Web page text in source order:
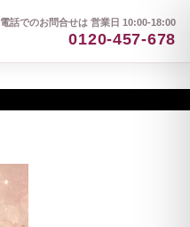
電話でのお問合せは 営業日 10:00-18:00
0120-457-678